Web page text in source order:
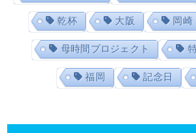
乾杯 大阪 岡崎
母時間プロジェクト
福岡 記念日